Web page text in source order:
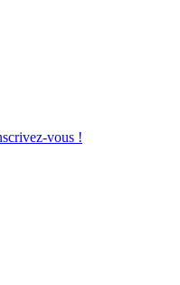
vous !